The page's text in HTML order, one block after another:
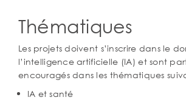
Thématiques
Les projets doivent s’inscrire dans le
l’intelligence artificielle (IA) et sont
encouragés dans les thématiques
IA et santé